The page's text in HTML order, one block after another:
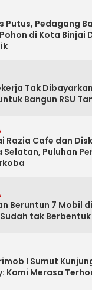
Putus, Pedagang
di Kota Binjai
Tak
Bangun RSU
Razia Cafe dan
Selatan, Puluhan
Beruntun 7 Mobil
tak Berbentuk
I Sumut
Kami Merasa